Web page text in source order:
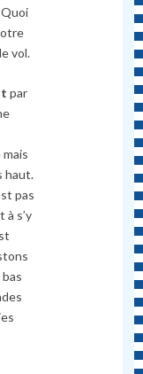
Quoi
vol.
par
haut.
pas
s’y